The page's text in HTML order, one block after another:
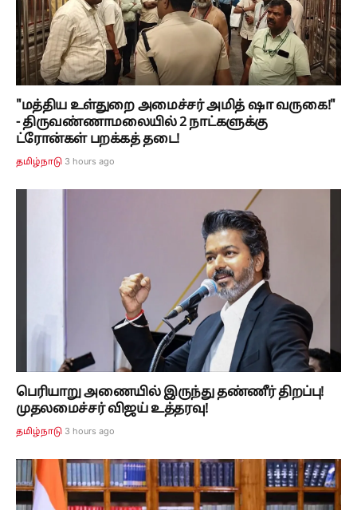
"மத்திய உள்துறை அமைச்சர் அமித் ஷா வருகை!"
- திருவண்ணாமலையில் 2 நாட்களுக்கு
ட்ரோன்கள் பறக்கத் தடை!
தமிழ்நாடு 3 hours ago
பெரியாறு அணையில் இருந்து தண்ணீர் திறப்பு!
முதலமைச்சர் விஜய் உத்தரவு!
தமிழ்நாடு 3 hours ago